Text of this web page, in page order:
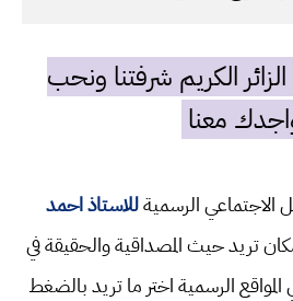
الكريم شرفتنا ونحب
معنا
الاجتماعي الرسميةللاستاذ احمد
تريد حيث المصداقية والحقيقة في
الرسمية اختر ما تريد بالضغط